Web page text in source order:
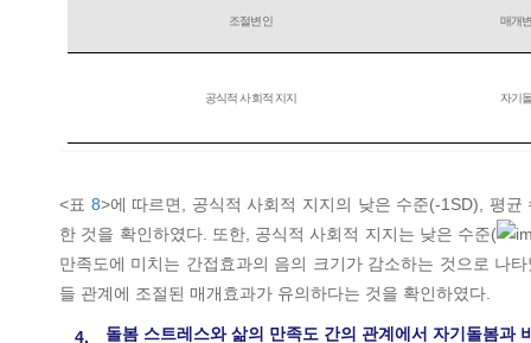
조절변인 매개
공식적 사회적 지지 자기
<표 8>에 따르면, 공식적 사회적 지지의 낮은 수준(-1SD), 평
한 것을 확인하였다. 또한, 공식적 사회적 지지는 낮은 수준(
만족도에 미치는 간접효과의 음의 크기가 감소하는 것으로 나
들 관계에 조절된 매개효과가 유의하다는 것을 확인하였다.
4. 돌봄 스트레스와 삶의 만족도 간의 관계에서 자기돌봄과